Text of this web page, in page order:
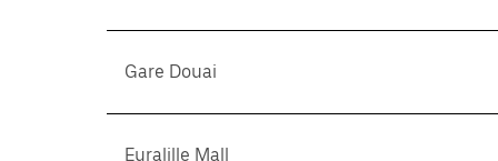
Gare Douai
Euralille Mall